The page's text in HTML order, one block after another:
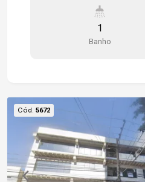
1
Banho
Cód. 5672